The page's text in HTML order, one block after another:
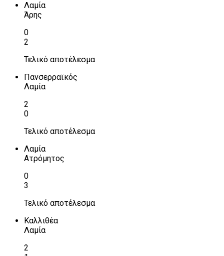
Λαμία
Άρης
0
2
Τελικό αποτέλεσμα
Πανσερραϊκός
Λαμία
2
0
Τελικό αποτέλεσμα
Λαμία
Ατρόμητος
0
3
Τελικό αποτέλεσμα
Καλλιθέα
Λαμία
2